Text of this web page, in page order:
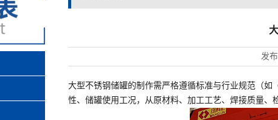
发布
大型不锈钢储罐的制作需严格遵循标准与行业规范（
性、储罐使用工况，从原材料、加工工艺、焊接质量、